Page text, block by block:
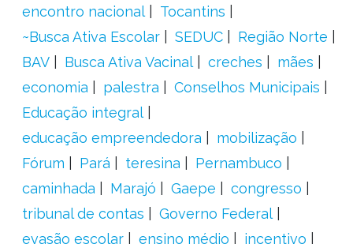
encontro nacional
Tocantins
~Busca Ativa Escolar
SEDUC
Região Norte
BAV
Busca Ativa Vacinal creches
mães
economia
palestra
Conselhos Municipais
Educação integral
educação empreendedora
mobilização
Fórum
Pará teresina
Pernambuco
caminhada
Marajó Gaepe
congresso
tribunal de contas
Governo Federal
evasão escolar
ensino médio
incentivo